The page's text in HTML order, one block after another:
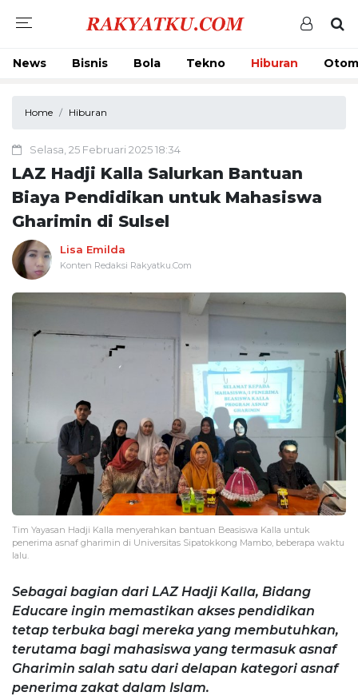
News Bisnis Bola Tekno Hiburan
Home Hiburan
Selasa, 25 Februari 2025 18:34
LAZ Hadji Kalla Salurkan Bantuan
Biaya Pendidikan untuk Mahasiswa
Gharimin di Sulsel
Lisa Emilda
Konten Redaksi Rakyatku.Com
Tim Yayasan Hadji Kalla menyerahkan bantuan Beasiswa Kalla untuk
penerima asnaf gharimin di Universitas Sipatokkong Mambo, beberapa waktu
lalu.
Sebagai bagian dari LAZ Hadji Kalla, Bidang
Educare ingin memastikan akses pendidikan
tetap terbuka bagi mereka yang membutuhkan,
terutama bagi mahasiswa yang termasuk asnaf
Gharimin salah satu dari delapan kategori asnaf
penerima zakat dalam Islam.